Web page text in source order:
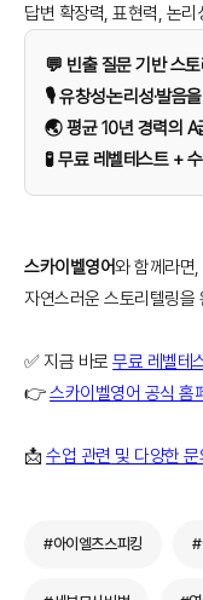
답변 확장력, 표현력, 논
💬 빈출 질문 기반 스
🎙️ 유창성·논리성·발음
🌏 평균 10년 경력의 A
🧪 무료 레벨테스트 +
스카이벨영어와 함께라면
자연스러운 스토리텔링을
✅ 지금 바로무료 레벨테
👉스카이벨영어 공식 홈
📩수업 관련 및 다양한
#아이엘츠스피킹 #